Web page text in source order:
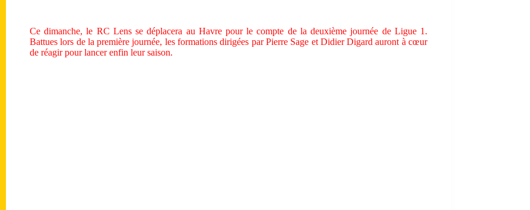
Ce dimanche, le RC Lens se déplacera au Havre pour le compte de la deuxième journée de Ligue 1.
Battues lors de la première journée, les formations dirigées par Pierre Sage et Didier Digard auront à cœur
de réagir pour lancer enfin leur saison.